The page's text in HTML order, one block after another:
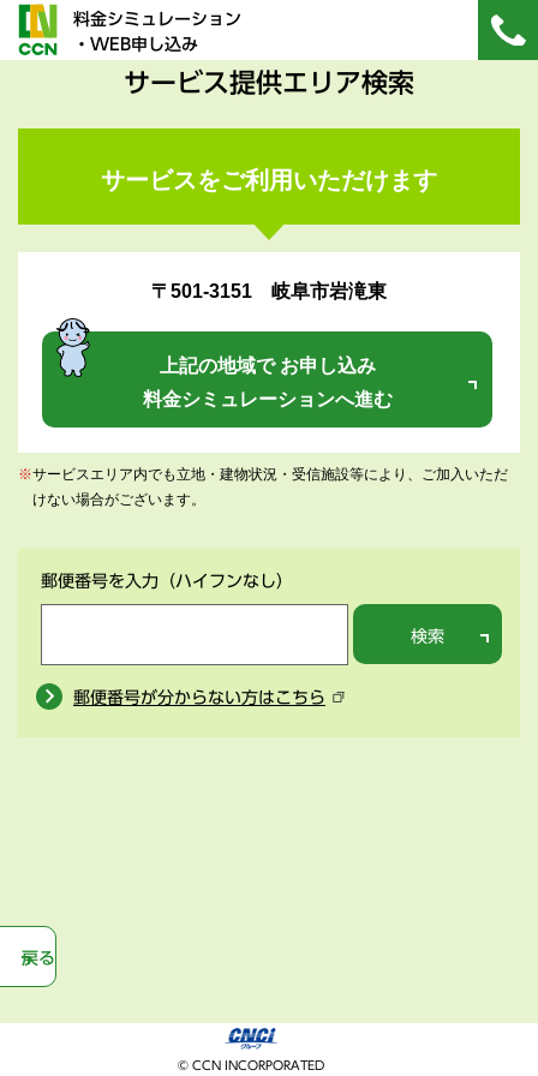
料金シミュレーション
・WEB申し込み
サービス提供エリア検索
サービスをご利用いただけます
〒501-3151 岐阜市岩滝東
上記の地域で お申し込み
料金シミュレーションへ進む
※サービスエリア内でも立地・建物状況・受信施設等により、ご加入いただ
けない場合がございます。
郵便番号を入力 （ハイフンなし）
検索
郵便番号が分からない方はこちら
戻る
© CCN INCORPORATED